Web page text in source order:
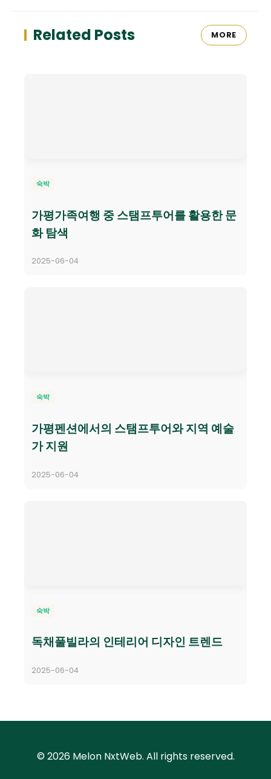
Related Posts MORE
숙박
가평가족여행 중 스탬프투어를 활용한 문
화 탐색
2025-06-04
숙박
가평펜션에서의 스탬프투어와 지역 예술
가 지원
2025-06-04
숙박
독채풀빌라의 인테리어 디자인 트렌드
2025-06-04
© 2026 Melon NxtWeb. All rights reserved.